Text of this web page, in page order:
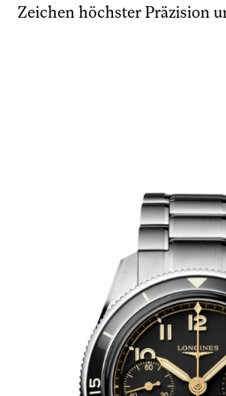
Zeichen höchster Präzision